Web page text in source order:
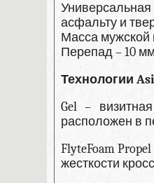
асфальту и
Масса мужской
Перепад – 10
Технологии
Gel –
расположен в
FlyteFoam
жесткости